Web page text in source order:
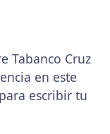
Tabanco Cruz
en este
para escribir tu